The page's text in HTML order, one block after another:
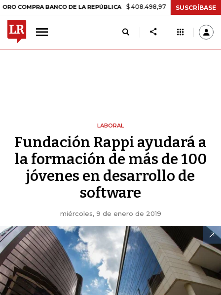
BANCO DE LA REPÚBLICA $ 408.498,97 +$ 8.753,81 +2,19%
SUSCRÍBASE
LABORAL
Fundación Rappi ayudará a
la formación de más de 100
jóvenes en desarrollo de
software
miércoles, 9 de enero de 2019